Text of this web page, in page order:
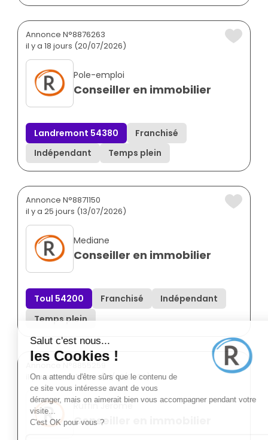
Annonce N°8876263
il y a 18 jours (20/07/2026)
Pole-emploi
Conseiller en immobilier
Landremont 54380
Franchisé
Indépendant
Temps plein
Annonce N°8871150
il y a 25 jours (13/07/2026)
Mediane
Conseiller en immobilier
Toul 54200 Franchisé
Indépendant
Temps plein
il y a environ 1 mois (01/07/2026)
Ruffin Jerome
Conseiller en immobilier